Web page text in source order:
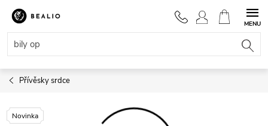
Přejít
obsah
NÁKUPNÍ
KOŠÍK
Přívěsky srdce
Novinka